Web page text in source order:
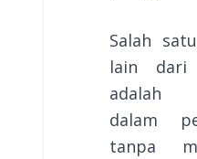
Salah
lain
adalah
dalam
tanpa